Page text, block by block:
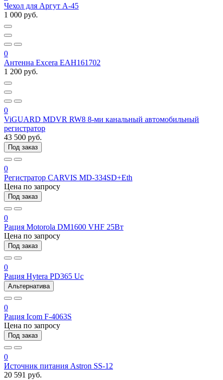
Чехол для Аргут А-45
1 000 руб.
0
Антенна Excera EAH161702
1 200 руб.
0
ViGUARD MDVR RW8 8-ми канальный автомобильный
регистратор
43 500 руб.
Под заказ
0
Регистратор CARVIS MD-334SD+Eth
Цена по запросу
Под заказ
0
Рация Motorola DM1600 VHF 25Вт
Цена по запросу
Под заказ
0
Рация Hytera PD365 Uc
Альтернатива
0
Рация Icom F-4063S
Цена по запросу
Под заказ
0
Источник питания Astron SS-12
20 591 руб.